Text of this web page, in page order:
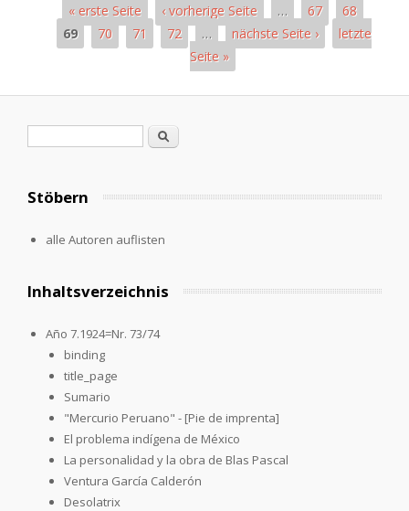
« erste Seite ‹ vorherige Seite … 67
68
69
70 71 72 … nächste Seite ›
letzte
Seite »
Search
Stöbern
alle Autoren auflisten
Inhaltsverzeichnis
Año 7.1924=Nr. 73/74
binding
title_page
Sumario
"Mercurio Peruano" - [Pie de imprenta]
El problema indígena de México
La personalidad y la obra de Blas Pascal
Ventura García Calderón
Desolatrix